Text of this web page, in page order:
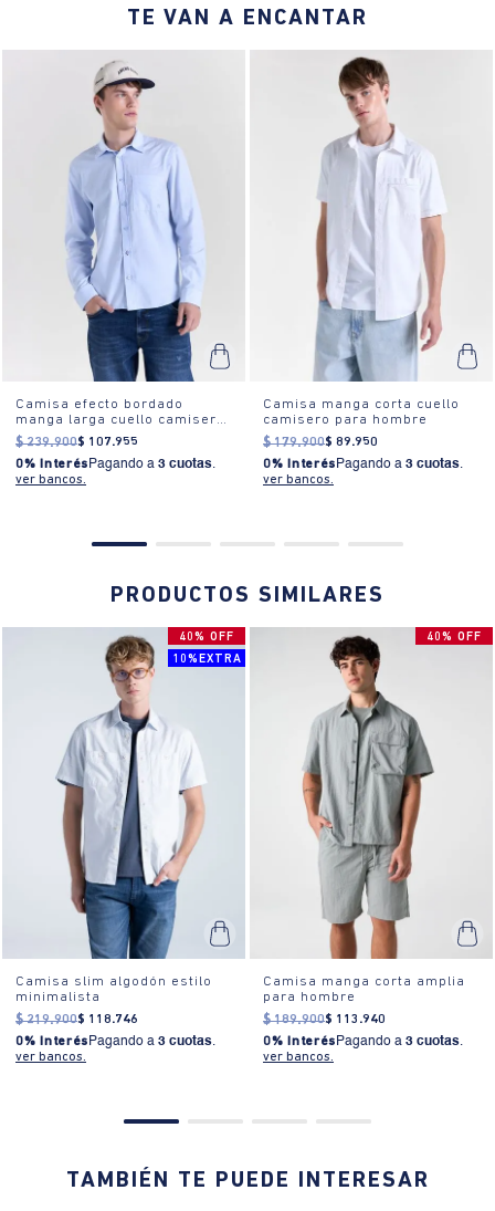
TE VAN A ENCANTAR
Camisa efecto bordado
manga larga cuello camisero
para hombre
$ 239.900$ 107.955
0% Interés Pagando a 3 cuotas.
ver bancos.
Camisa manga corta cuello
camisero para hombre
$ 179.900$ 89.950
0% Interés Pagando a 3 cuotas.
ver bancos.
PRODUCTOS SIMILARES
40% OFF
10%EXTRA
Camisa slim algodón estilo
minimalista
$ 219.900$ 118.746
0% Interés Pagando a 3 cuotas.
ver bancos.
40% OFF
Camisa manga corta amplia
para hombre
$ 189.900$ 113 .940
0% Interés Pagando a 3 cuotas.
ver bancos.
TAMBIÉN TE PUEDE INTERESAR